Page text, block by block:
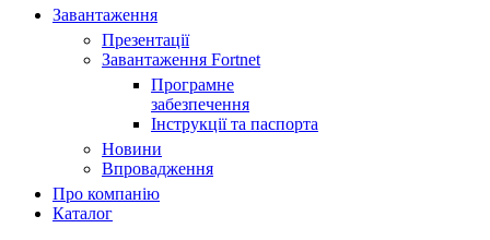
Завантаження
Презентації
Завантаження Fortnet
Програмне
забезпечення
Інструкції та паспорта
Новини
Впровадження
Про компанію
Каталог